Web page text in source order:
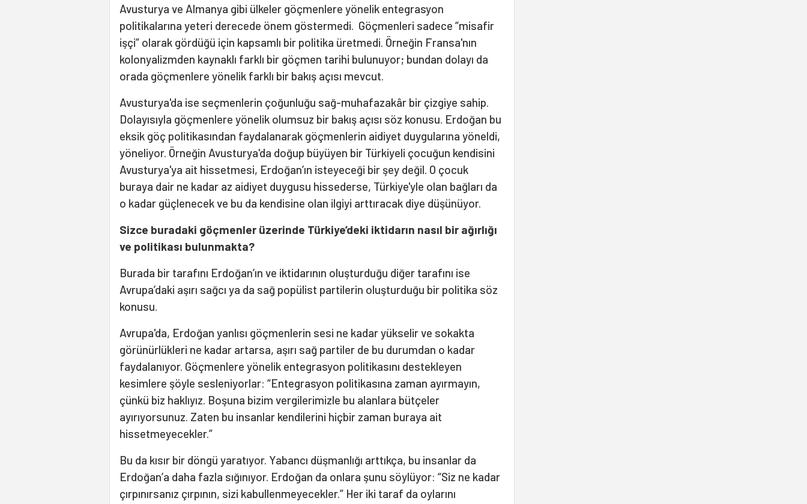
Avusturya ve Almanya gibi ülkeler göçmenlere yönelik entegrasyon
politikalarına yeteri derecede önem göstermedi. Göçmenleri sadece “misafir
işçi” olarak gördüğü için kapsamlı bir politika üretmedi. Örneğin Fransa'nın
kolonyalizmden kaynaklı farklı bir göçmen tarihi bulunuyor; bundan dolayı da
orada göçmenlere yönelik farklı bir bakış açısı mevcut.
Avusturya'da ise seçmenlerin çoğunluğu sağ-muhafazakâr bir çizgiye sahip.
Dolayısıyla göçmenlere yönelik olumsuz bir bakış açısı söz konusu. Erdoğan bu
eksik göç politikasından faydalanarak göçmenlerin aidiyet duygularına yöneldi,
yöneliyor. Örneğin Avusturya'da doğup büyüyen bir Türkiyeli çocuğun kendisini
Avusturya'ya ait hissetmesi, Erdoğan’ın isteyeceği bir şey değil. O çocuk
buraya dair ne kadar az aidiyet duygusu hissederse, Türkiye'yle olan bağları da
o kadar güçlenecek ve bu da kendisine olan ilgiyi arttıracak diye düşünüyor.
Sizce buradaki göçmenler üzerinde Türkiye’deki iktidarın nasıl bir ağırlığı
ve politikası bulunmakta?
Burada bir tarafını Erdoğan’ın ve iktidarının oluşturduğu diğer tarafını ise
Avrupa’daki aşırı sağcı ya da sağ popülist partilerin oluşturduğu bir politika söz
konusu.
Avrupa'da, Erdoğan yanlısı göçmenlerin sesi ne kadar yükselir ve sokakta
görünürlükleri ne kadar artarsa, aşırı sağ partiler de bu durumdan o kadar
faydalanıyor. Göçmenlere yönelik entegrasyon politikasını destekleyen
kesimlere şöyle sesleniyorlar: “Entegrasyon politikasına zaman ayırmayın,
çünkü biz haklıyız. Boşuna bizim vergilerimizle bu alanlara bütçeler
ayırıyorsunuz. Zaten bu insanlar kendilerini hiçbir zaman buraya ait
hissetmeyecekler.”
Bu da kısır bir döngü yaratıyor. Yabancı düşmanlığı arttıkça, bu insanlar da
Erdoğan’a daha fazla sığınıyor. Erdoğan da onlara şunu söylüyor: “Siz ne kadar
çırpınırsanız çırpının, sizi kabullenmeyecekler.” Her iki taraf da oylarını